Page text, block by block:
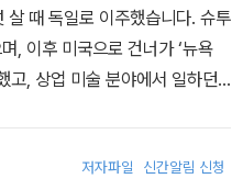
호하게 된다. 이 책을 읽은 아이
준히 성장하여 훗날 멋진 어른
것이다.
때 독일로 이주했습니다. 슈투
, 이후 미국으로 건너가 ‘뉴욕
고, 상업 미술 분야에서 일하던
벌레》는 55개 나라의 언어로
저자파일 신간알림 신청